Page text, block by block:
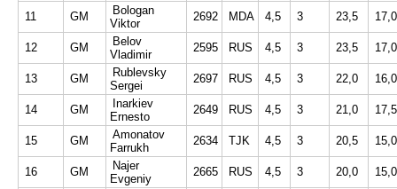
11
GM
Bologan
Viktor
2692 MDA 4,5 3 23,5 17,0
12 GM
Belov
Vladimir
2595 RUS 4,5 3 23,5 17,0
13 GM
Rublevsky
Sergei
2697 RUS 4,5 3 22,0 16,0
14 GM
Inarkiev
Ernesto
2649 RUS 4,5 3 21,0 17,5
15 GM
Amonatov
Farrukh
2634 TJK 4,5 3 20,5 15,0
16 GM
Najer
Evgeniy
2665 RUS 4,5 3 20,0 15,0